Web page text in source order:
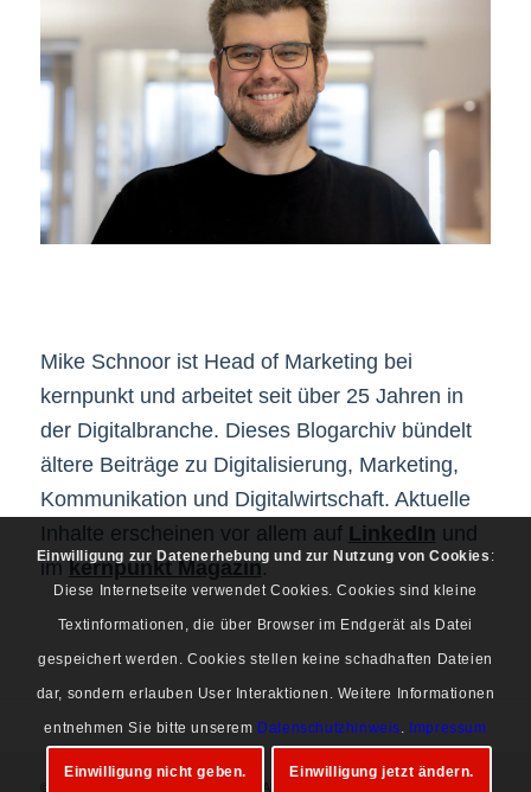
Mike Schnoor ist Head of Marketing bei
kernpunkt und arbeitet seit über 25 Jahren in
der Digitalbranche. Dieses Blogarchiv bündelt
ältere Beiträge zu Digitalisierung, Marketing,
Kommunikation und Digitalwirtschaft. Aktuelle
Inhalte erscheinen vor allem auf LinkedIn und
imkernpunkt Magazin.
© Copyright 1997-2026 Mike Schnoor. Alle Rechte vorbehalten.
Einwilligung zur Datenerhebung und zur Nutzung von Cookies :
Diese Internetseite verwendet Cookies. Cookies sind kleine
Textinformationen, die über Browser im Endgerät als Datei
gespeichert werden. Cookies stellen keine schadhaften Dateien
dar, sondern erlauben User Interaktionen. Weitere Informationen
entnehmen Sie bitte unserem Datenschutzhinweis. Impressum
Einwilligung nicht geben. Einwilligung jetzt ändern.